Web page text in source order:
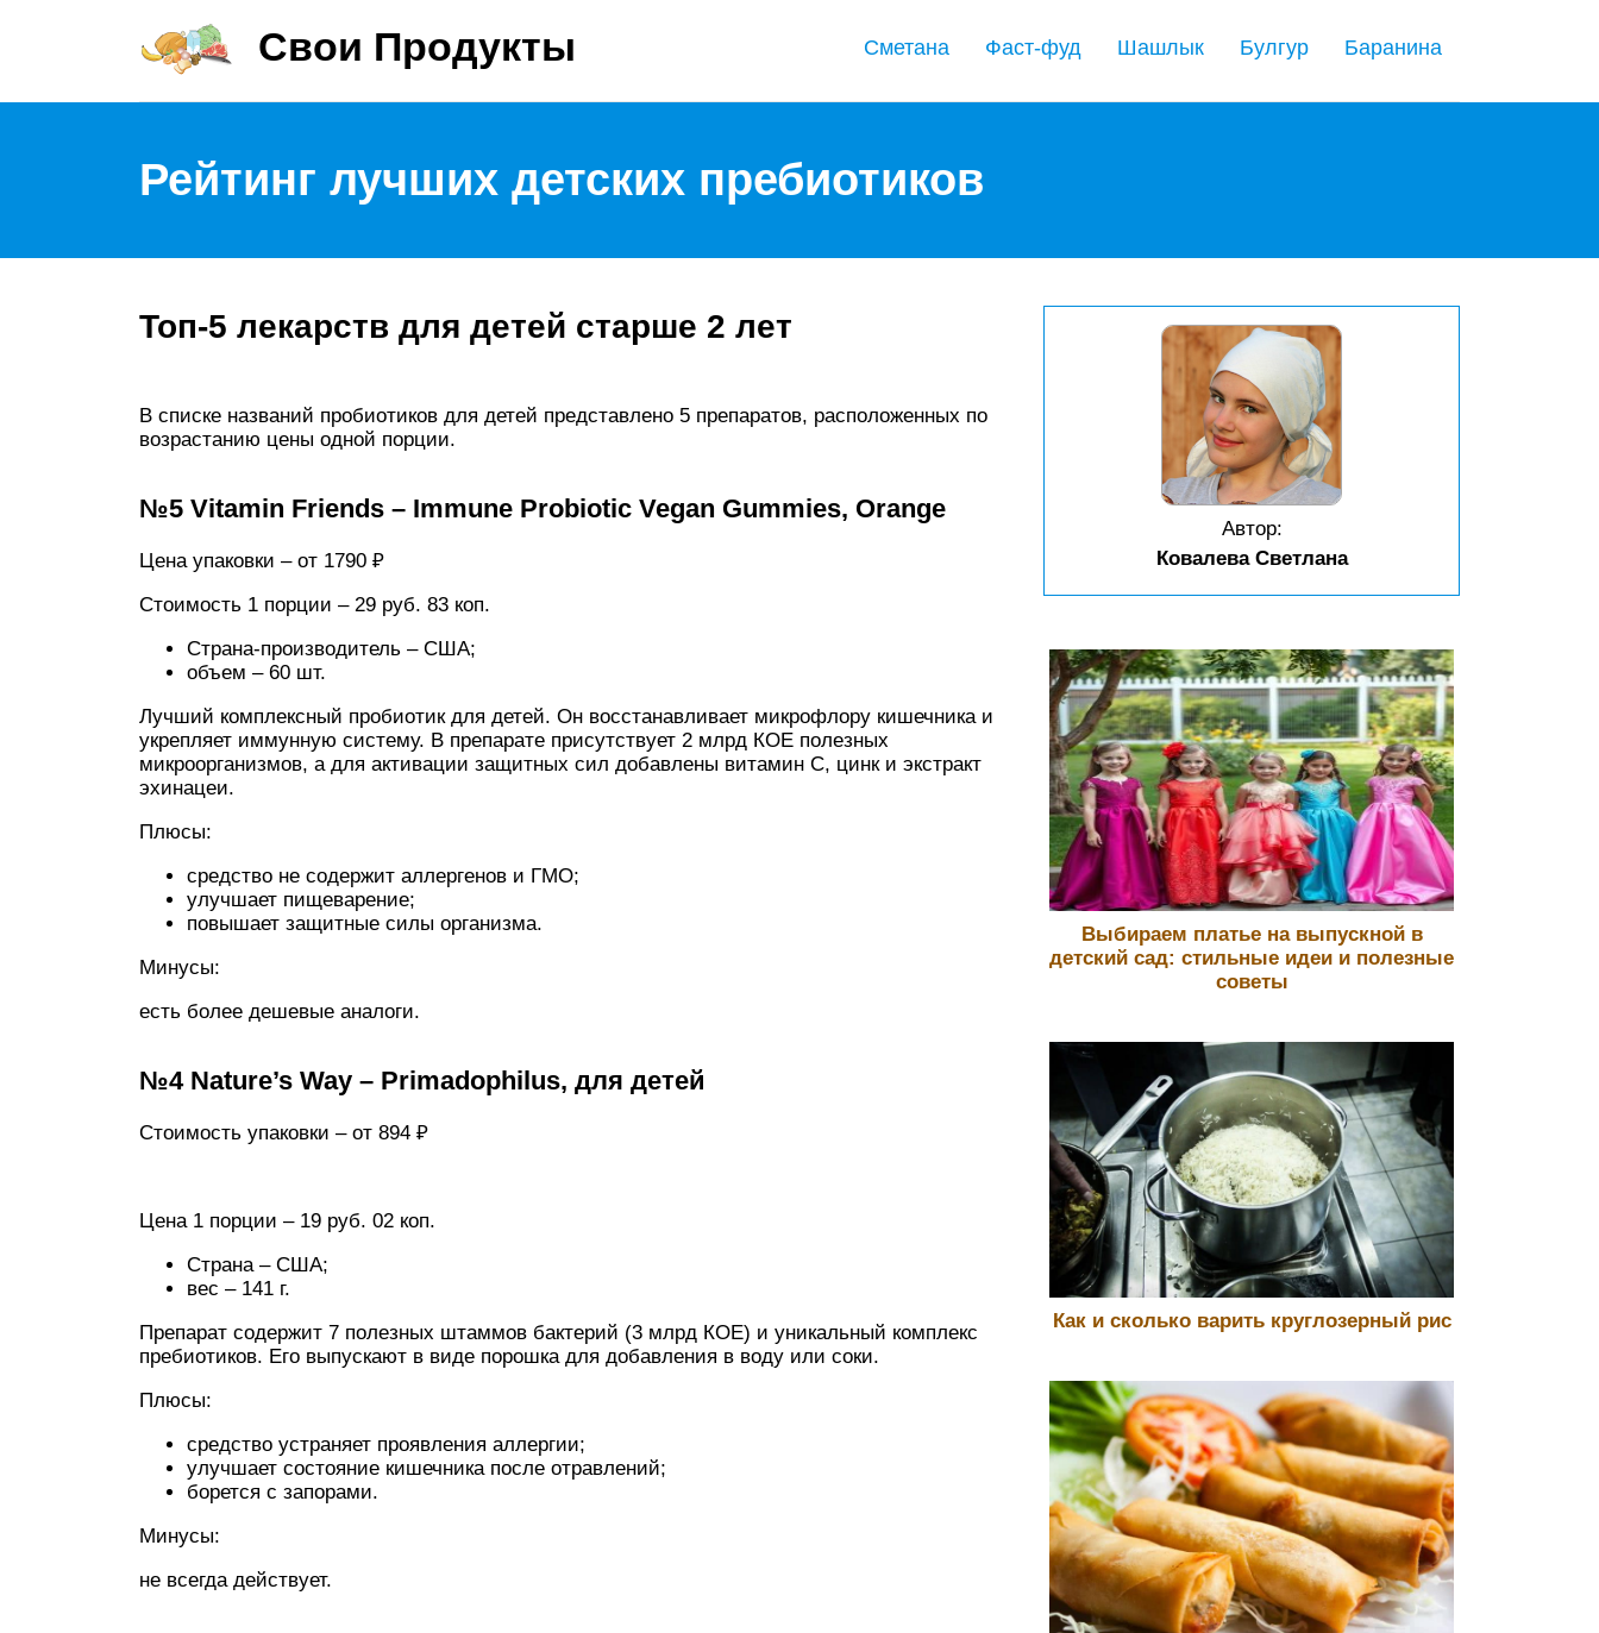
Свои Продукты Баранина
Булгур
Шашлык
Фаст-фуд
Сметана
Рейтинг лучших детских пребиотиков
Топ-5 лекарств для детей старше 2 лет
В списке названий пробиотиков для детей представлено 5 препаратов, расположенных по
возрастанию цены одной порции.
№5 Vitamin Friends – Immune Probiotic Vegan Gummies, Orange
Цена упаковки – от 1790 ₽
Стоимость 1 порции – 29 руб. 83 коп.
Страна-производитель – США;
объем – 60 шт.
Лучший комплексный пробиотик для детей. Он восстанавливает микрофлору кишечника и
укрепляет иммунную систему. В препарате присутствует 2 млрд КОЕ полезных
микроорганизмов, а для активации защитных сил добавлены витамин C, цинк и экстракт
эхинацеи.
Плюсы:
средство не содержит аллергенов и ГМО;
улучшает пищеварение;
повышает защитные силы организма.
Минусы:
есть более дешевые аналоги.
№4 Nature’s Way – Primadophilus, для детей
Стоимость упаковки – от 894 ₽
Цена 1 порции – 19 руб. 02 коп.
Страна – США;
вес – 141 г.
Препарат содержит 7 полезных штаммов бактерий (3 млрд КОЕ) и уникальный комплекс
пребиотиков. Его выпускают в виде порошка для добавления в воду или соки.
Плюсы:
средство устраняет проявления аллергии;
улучшает состояние кишечника после отравлений;
борется с запорами.
Минусы:
не всегда действует.
Автор:
Ковалева Светлана
Выбираем платье на выпускной в
детский сад: стильные идеи и полезные
советы
Как и сколько варить круглозерный рис